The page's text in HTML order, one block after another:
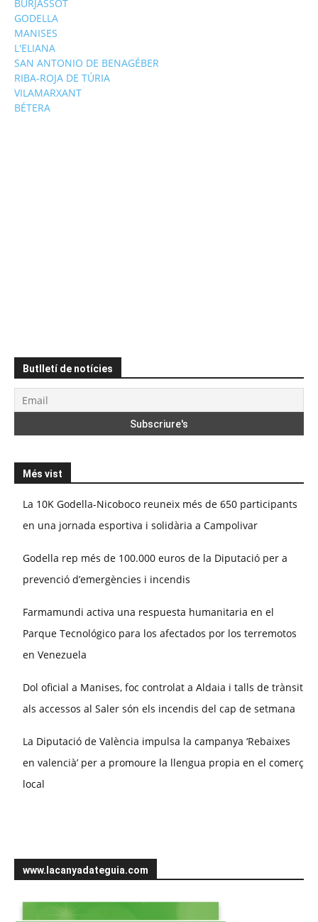
BURJASSOT
GODELLA
MANISES
L'ELIANA
SAN ANTONIO DE BENAGÉBER
RIBA-ROJA DE TÚRIA
VILAMARXANT
BÉTERA
Butlletí de notícies
Més vist
La 10K Godella-Nicoboco reuneix més de 650 participants
en una jornada esportiva i solidària a Campolivar
Godella rep més de 100.000 euros de la Diputació per a
prevenció d’emergències i incendis
Farmamundi activa una respuesta humanitaria en el
Parque Tecnológico para los afectados por los terremotos
en Venezuela
Dol oficial a Manises, foc controlat a Aldaia i talls de trànsit
als accessos al Saler són els incendis del cap de setmana
La Diputació de València impulsa la campanya ‘Rebaixes
en valencià’ per a promoure la llengua propia en el comerç
local
www.lacanyadateguia.com